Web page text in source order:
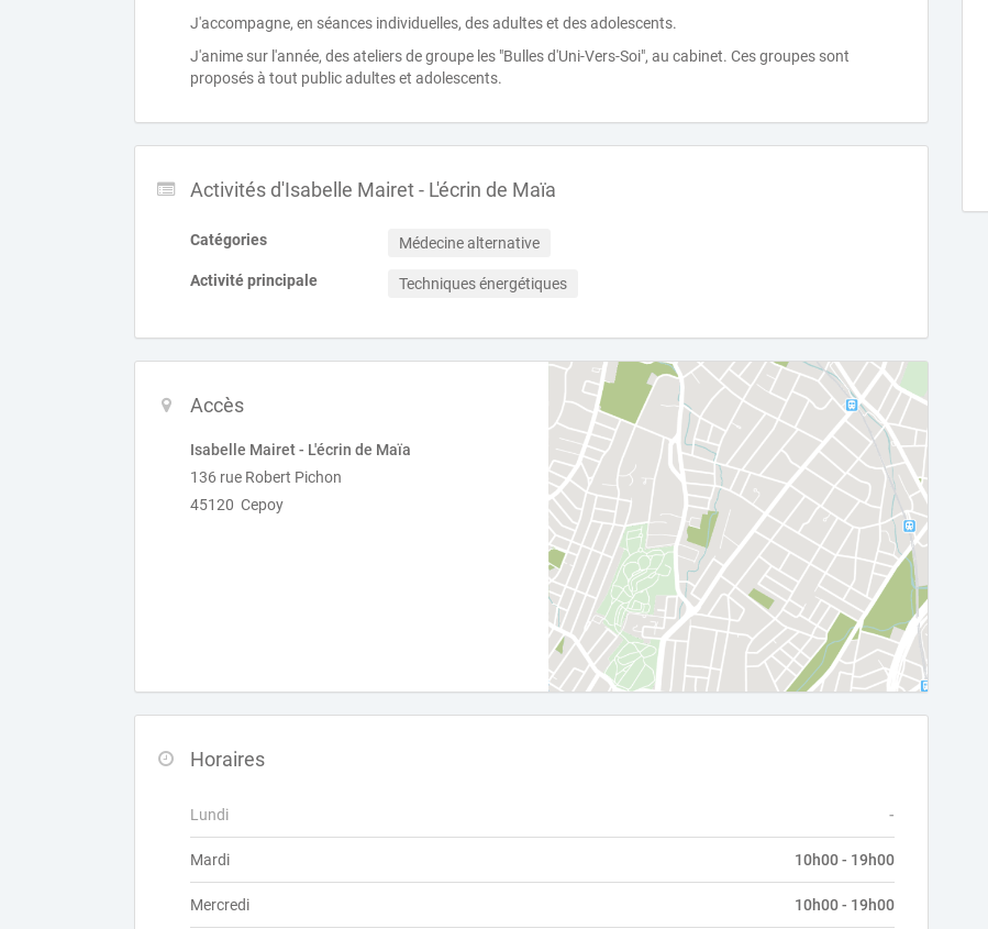
J'accompagne, en séances individuelles, des adultes et des adolescents.
J'anime sur l'année, des ateliers de groupe les "Bulles d'Uni-Vers-Soi", au cabinet. Ces groupes sont
proposés à tout public adultes et adolescents.
Activités d'Isabelle Mairet - L'écrin de Maïa
Catégories Médecine alternative
Activité principale Techniques énergétiques
Accès
Isabelle Mairet - L'écrin de Maïa
136 rue Robert Pichon
45120 Cepoy
Horaires
Lundi -
Mardi 10h00 - 19h00
Mercredi 10h00 - 19h00